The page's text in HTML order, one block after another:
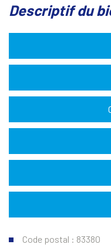
descriptif du
Code postal : 83380